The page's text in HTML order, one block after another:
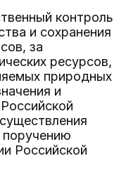
контроль
и сохранения
за
ресурсов,
природных
и
поручению
Российской